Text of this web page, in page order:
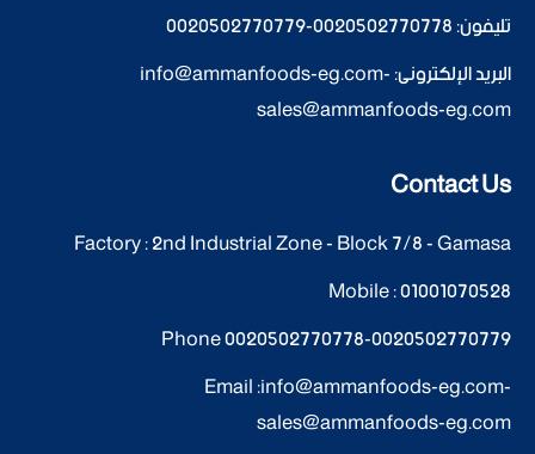
تليفون:0020502770778
-
0020502770779
البريد الإلكترونى: info@ammanfoods-eg.com-
sales@ammanfoods-eg.com
Contact Us
Factory : 2nd Industrial Zone - Block 7/8 - Gamasa
Mobile :01001070528
Phone0020502770778-0020502770779
Email :info@ammanfoods-eg.com-
sales@ammanfoods-eg.com